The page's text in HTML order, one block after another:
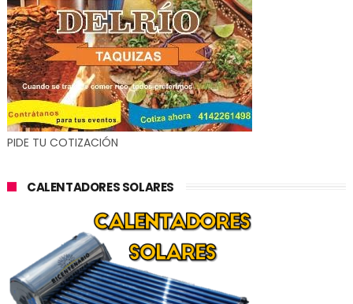
PIDE TU COTIZACIÓN
CALENTADORES SOLARES